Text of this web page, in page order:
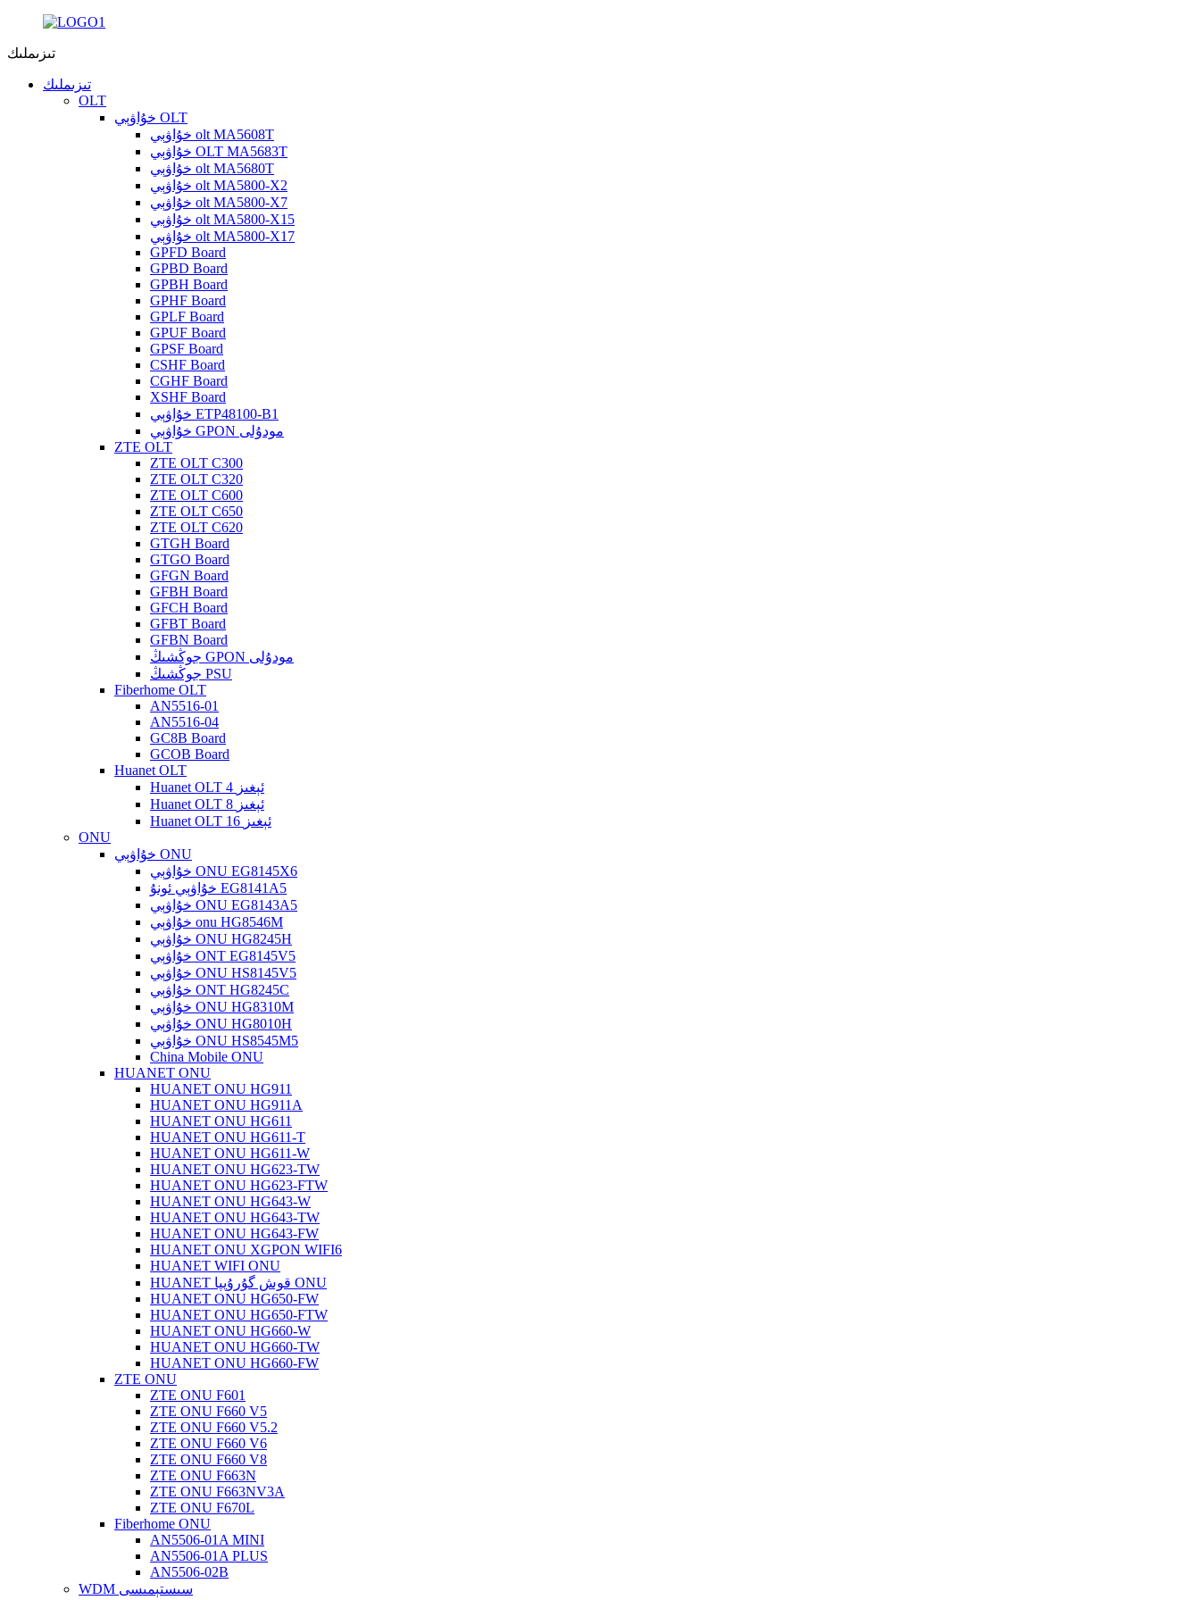
تىزىملىك
تىزىملىك
OLT
خۇاۋېي OLT
خۇاۋېي olt MA5608T
خۇاۋېي OLT MA5683T
خۇاۋېي olt MA5680T
خۇاۋېي olt MA5800-X2
خۇاۋېي olt MA5800-X7
خۇاۋېي olt MA5800-X15
خۇاۋېي olt MA5800-X17
GPFD Board
GPBD Board
GPBH Board
GPHF Board
GPLF Board
GPUF Board
GPSF Board
CSHF Board
CGHF Board
XSHF Board
خۇاۋېي ETP48100-B1
خۇاۋېي GPON مودۇلى
ZTE OLT
ZTE OLT C300
ZTE OLT C320
ZTE OLT C600
ZTE OLT C650
ZTE OLT C620
GTGH Board
GTGO Board
GFGN Board
GFBH Board
GFCH Board
GFBT Board
GFBN Board
جوڭشىڭ GPON مودۇلى
جوڭشىڭ PSU
Fiberhome OLT
AN5516-01
AN5516-04
GC8B Board
GCOB Board
Huanet OLT
Huanet OLT 4 ئېغىز
Huanet OLT 8 ئېغىز
Huanet OLT 16 ئېغىز
ONU
خۇاۋېي ONU
خۇاۋېي ONU EG8145X6
خۇاۋېي ئونۇ EG8141A5
خۇاۋېي ONU EG8143A5
خۇاۋېي onu HG8546M
خۇاۋېي ONU HG8245H
خۇاۋېي ONT EG8145V5
خۇاۋېي ONU HS8145V5
خۇاۋېي ONT HG8245C
خۇاۋېي ONU HG8310M
خۇاۋېي ONU HG8010H
خۇاۋېي ONU HS8545M5
China Mobile ONU
HUANET ONU
HUANET ONU HG911
HUANET ONU HG911A
HUANET ONU HG611
HUANET ONU HG611-T
HUANET ONU HG611-W
HUANET ONU HG623-TW
HUANET ONU HG623-FTW
HUANET ONU HG643-W
HUANET ONU HG643-TW
HUANET ONU HG643-FW
HUANET ONU XGPON WIFI6
HUANET WIFI ONU
HUANET قوش گۇرۇپپا ONU
HUANET ONU HG650-FW
HUANET ONU HG650-FTW
HUANET ONU HG660-W
HUANET ONU HG660-TW
HUANET ONU HG660-FW
ZTE ONU
ZTE ONU F601
ZTE ONU F660 V5
ZTE ONU F660 V5.2
ZTE ONU F660 V6
ZTE ONU F660 V8
ZTE ONU F663N
ZTE ONU F663NV3A
ZTE ONU F670L
Fiberhome ONU
AN5506-01A MINI
AN5506-01A PLUS
AN5506-02B
WDM سىستېمىسى